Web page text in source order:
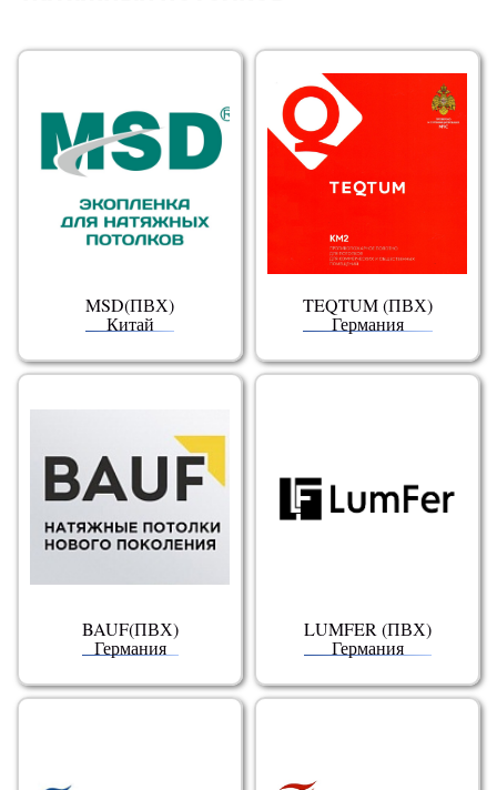
MSD(ПВХ)
Китай
TEQTUM (ПВХ)
Германия
BAUF(ПВХ)
Германия
LUMFER (ПВХ)
Германия